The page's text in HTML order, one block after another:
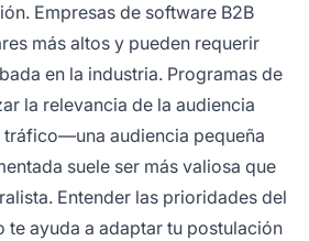
Empresas de software B2B
más altos y pueden requerir
en la industria. Programas de
la relevancia de la audiencia
tráfico—una audiencia pequeña
suele ser más valiosa que
Entender las prioridades del
te ayuda a adaptar tu postulación